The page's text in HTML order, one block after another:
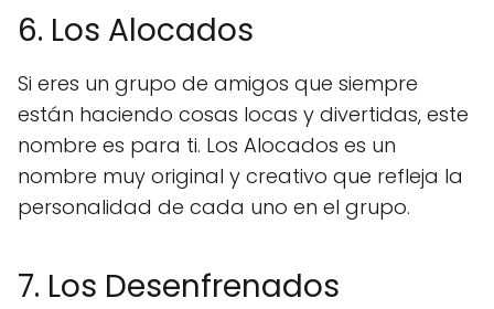
6. Los Alocados
Si eres un grupo de amigos que siempre
están haciendo cosas locas y divertidas, este
nombre es para ti. Los Alocados es un
nombre muy original y creativo que refleja la
personalidad de cada uno en el grupo.
7. Los Desenfrenados